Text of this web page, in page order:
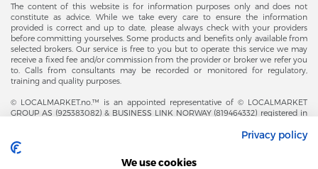
The content of this website is for information purposes only and does not
constitute as advice. While we take every care to ensure the information
provided is correct and up to date, please always check with your providers
before committing yourselves. Some products and benefits only available from
selected brokers. Our service is free to you but to operate this service we may
receive a fixed fee and/or commission from the provider or broker we refer you
to. Calls from consultants may be recorded or monitored for regulatory,
training and quality purposes.
© LOCALMARKET.no.™ is an appointed representative of © LOCALMARKET
GROUP AS (925383082) & BUSINESS LINK NORWAY (819464332) registered in
Brønnøysundregistrene. Financial & Insurance Services and Markets Authority,
and subject to limited regulation by the Financial Conduct Authority. Head
Office Adresse: Karenslyst Alle 4, 0278 Oslo – Skøyen. Post Adresse: Postboks
358, 0213 Oslo, Norway. Email Contact: post@localmarket.no. Office Contact: +
Privacy policy
We use cookies